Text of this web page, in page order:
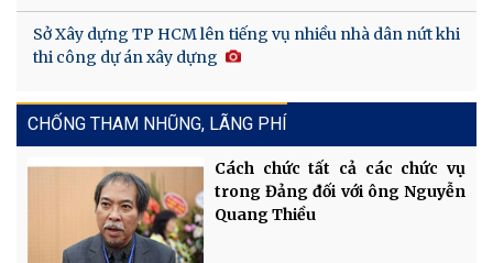
Sở Xây dựng TP HCM lên tiếng vụ nhiều nhà dân nứt khi
thi công dự án xây dựng
CHỐNG THAM NHŨNG, LÃNG PHÍ
Cách chức tất cả các chức vụ
trong Đảng đối với ông Nguyễn
Quang Thiều